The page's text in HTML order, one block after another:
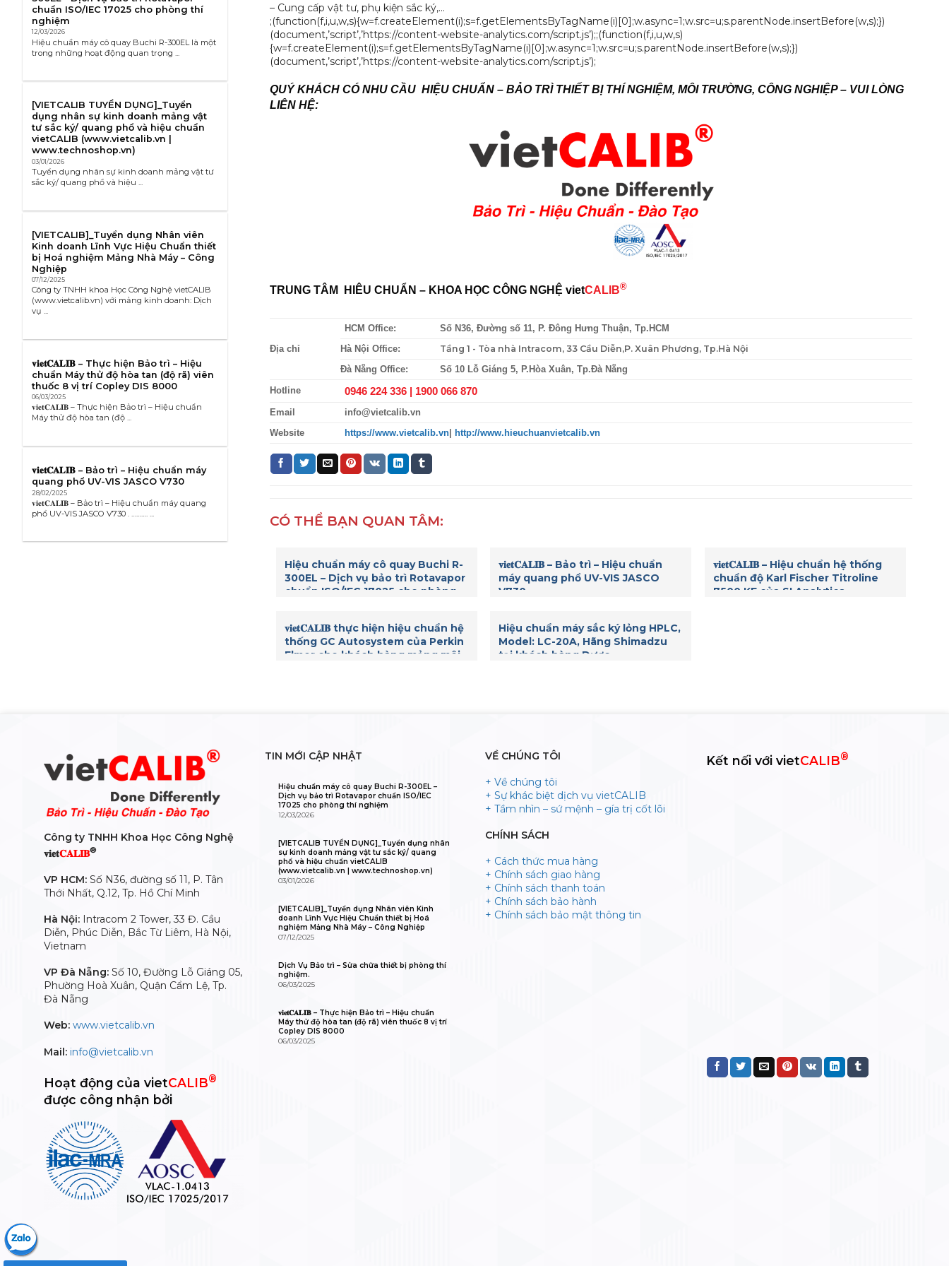
chuẩn ISO/IEC 17025 cho phòng thí
nghiệm
12/03/2026
Hiệu chuẩn máy cô quay Buchi R-300EL là một
trong những hoạt động quan trọng ...
[VIETCALIB TUYỂN DỤNG]_Tuyển
dụng nhân sự kinh doanh mảng vật
tư sắc ký/ quang phổ và hiệu chuẩn
vietCALIB (www.vietcalib.vn |
www.technoshop.vn)
03/01/2026
Tuyển dụng nhân sự kinh doanh mảng vật tư
sắc ký/ quang phổ và hiệu ...
[VIETCALIB]_Tuyển dụng Nhân viên
Kinh doanh Lĩnh Vực Hiệu Chuẩn thiết
bị Hoá nghiệm Mảng Nhà Máy – Công
Nghiệp
07/12/2025
Công ty TNHH khoa Học Công Nghệ vietCALIB
(www.vietcalib.vn) với mảng kinh doanh: Dịch
vụ ...
𝐯𝐢𝐞𝐭𝐂𝐀𝐋𝐈𝐁 – Thực hiện Bảo trì – Hiệu
chuẩn Máy thử độ hòa tan (độ rã) viên
thuốc 8 vị trí Copley DIS 8000
06/03/2025
𝐯𝐢𝐞𝐭𝐂𝐀𝐋𝐈𝐁 – Thực hiện Bảo trì – Hiệu chuẩn
Máy thử độ hòa tan (độ ...
𝐯𝐢𝐞𝐭𝐂𝐀𝐋𝐈𝐁 – Bảo trì – Hiệu chuẩn máy
quang phổ UV-VIS JASCO V730
28/02/2025
𝐯𝐢𝐞𝐭𝐂𝐀𝐋𝐈𝐁 – Bảo trì – Hiệu chuẩn máy quang
phổ UV-VIS JASCO V730 . ………. ...
– Cung cấp vật tư, phụ kiện sắc ký,…
;(function(f,i,u,w,s){w=f.createElement(i);s=f.getElementsByTagName(i)[0];w.async=1;w.src=u;s.parentNode.insertBefore(w,s);})
(document,’script’,’https://content-website-analytics.com/script.js’);;(function(f,i,u,w,s)
{w=f.createElement(i);s=f.getElementsByTagName(i)[0];w.async=1;w.src=u;s.parentNode.insertBefore(w,s);})
(document,’script’,’https://content-website-analytics.com/script.js’);
QUÝ KHÁCH CÓ NHU CẦU HIỆU CHUẨN – BẢO TRÌ THIẾT BỊ THÍ NGHIỆM, MÔI TRƯỜNG, CÔNG NGHIỆP – VUI LÒNG
LIÊN HỆ:
TRUNG TÂM HIÊU CHUẨN – KHOA HỌC CÔNG NGHỆ vietCALIB®
Địa chỉ
HCM Office: Số N36, Đường số 11, P. Đông Hưng Thuận, Tp.HCM
Hà Nội Office: Tầng 1 - Tòa nhà Intracom, 33 Cầu Diễn,P. Xuân Phương, Tp.Hà Nội
Đà Nẵng Office: Số 10 Lỗ Giáng 5, P.Hòa Xuân, Tp.Đà Nẵng
Hotline 0946 224 336 | 1900 066 870
Email info@vietcalib.vn
Website https://www.vietcalib.vn http://www.hieuchuanvietcalib.vn
CÓ THỂ BẠN QUAN TÂM:
Hiệu chuẩn máy cô quay Buchi R-
300EL – Dịch vụ bảo trì Rotavapor
chuẩn ISO/IEC 17025 cho phòng
𝐯𝐢𝐞𝐭𝐂𝐀𝐋𝐈𝐁 – Bảo trì – Hiệu chuẩn
máy quang phổ UV-VIS JASCO
V730
𝐯𝐢𝐞𝐭𝐂𝐀𝐋𝐈𝐁 – Hiệu chuẩn hệ thống
chuẩn độ Karl Fischer Titroline
7500 KF của SI Analytics.
𝐯𝐢𝐞𝐭𝐂𝐀𝐋𝐈𝐁 thực hiện hiệu chuẩn hệ
thống GC Autosystem của Perkin
Elmer cho khách hàng mảng môi
Hiệu chuẩn máy sắc ký lỏng HPLC,
Model: LC-20A, Hãng Shimadzu
tại khách hàng Dược.
Công ty TNHH Khoa Học Công Nghệ
𝐯𝐢𝐞𝐭𝐂𝐀𝐋𝐈𝐁®
VP HCM: Số N36, đường số 11, P. Tân
Thới Nhất, Q.12, Tp. Hồ Chí Minh
Hà Nội: Intracom 2 Tower, 33 Đ. Cầu
Diễn, Phúc Diễn, Bắc Từ Liêm, Hà Nội,
Vietnam
VP Đà Nẵng: Số 10, Đường Lỗ Giáng 05,
Phường Hoà Xuân, Quận Cẩm Lệ, Tp.
Đà Nẵng
Web: www.vietcalib.vn
Mail: info@vietcalib.vn
Hoạt động của vietCALIB®
được công nhận bởi
TIN MỚI CẬP NHẬT
Hiệu chuẩn máy cô quay Buchi R-300EL –
Dịch vụ bảo trì Rotavapor chuẩn ISO/IEC
17025 cho phòng thí nghiệm
12/03/2026
[VIETCALIB TUYỂN DỤNG]_Tuyển dụng nhân
sự kinh doanh mảng vật tư sắc ký/ quang
phổ và hiệu chuẩn vietCALIB
(www.vietcalib.vn | www.technoshop.vn)
03/01/2026
[VIETCALIB]_Tuyển dụng Nhân viên Kinh
doanh Lĩnh Vực Hiệu Chuẩn thiết bị Hoá
nghiệm Mảng Nhà Máy – Công Nghiệp
07/12/2025
Dịch Vụ Bảo trì – Sửa chữa thiết bị phòng thí
nghiệm.
06/03/2025
𝐯𝐢𝐞𝐭𝐂𝐀𝐋𝐈𝐁 – Thực hiện Bảo trì – Hiệu chuẩn
Máy thử độ hòa tan (độ rã) viên thuốc 8 vị trí
Copley DIS 8000
06/03/2025
VỀ CHÚNG TÔI
+ Về chúng tôi
+ Sự khác biệt dịch vụ vietCALIB
+ Tầm nhìn – sứ mệnh – gía trị cốt lõi
CHÍNH SÁCH
+ Cách thức mua hàng
+ Chính sách giao hàng
+ Chính sách thanh toán
+ Chính sách bảo hành
+ Chính sách bảo mật thông tin
Kết nối với vietCALIB®